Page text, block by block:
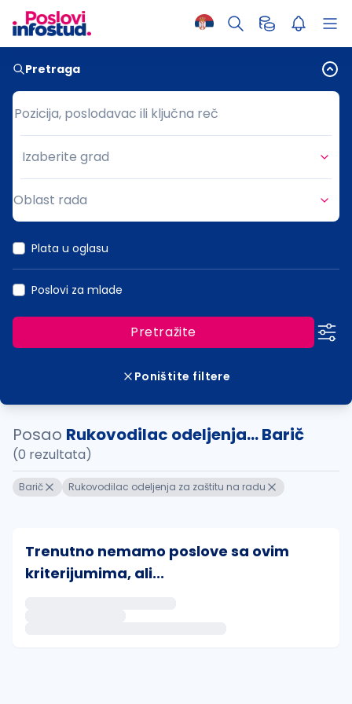
Pretraga
Pozicija, poslodavac ili ključna reč
Pozicija, poslodavac ili ključna reč
Grad
Izaberite grad
Oblast rada
Plata u oglasu
Poslovi za mlade
Pretražite
Poništite filtere
Posao Rukovodilac odeljenja... Barič
(0 rezultata)
Barič Rukovodilac odeljenja za zaštitu na radu
Trenutno nemamo poslove sa ovim
kriterijumima, ali...